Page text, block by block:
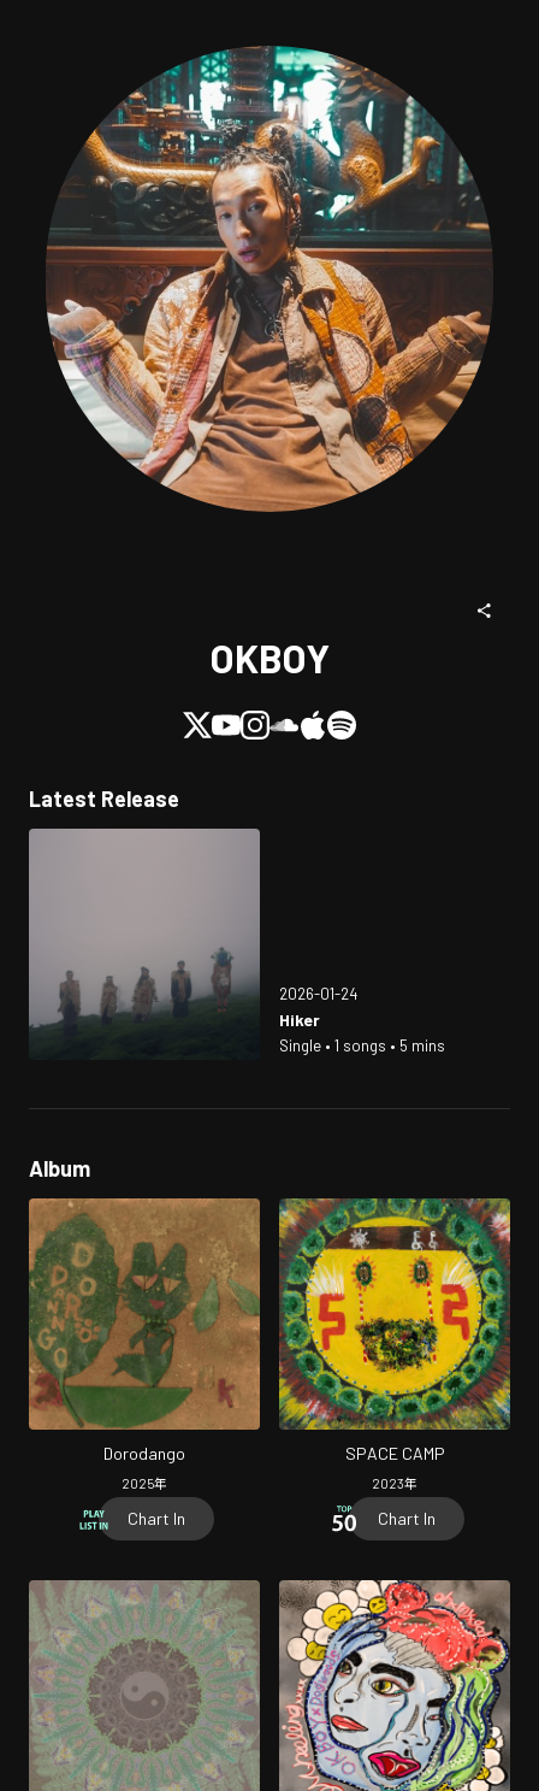
OKBOY
Latest Release
2026-01-24
Hiker
Single • 1 songs • 5 mins
Album
Dorodango
2025年
Chart In
SPACE CAMP
2023年
Chart In